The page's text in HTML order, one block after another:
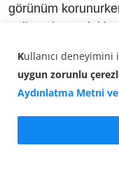
görünüm
gelişmelere
Bu saatlerde döviz
Euro alış fiyatı:
Euro satış fiyatı:
Güncel Euro
Kullanıcı
uygun zorunlu
Aydınlatma Metni